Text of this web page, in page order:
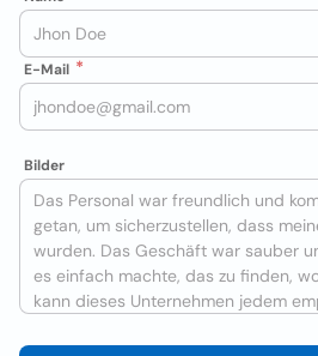
E-Mail
Bilder